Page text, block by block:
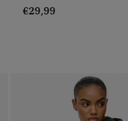
€29,99